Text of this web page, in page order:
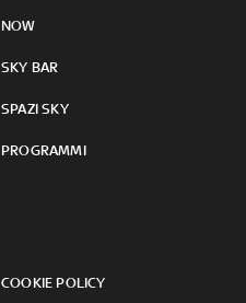
NOW
SKY BAR
SPAZI SKY
PROGRAMMI
COOKIE POLICY